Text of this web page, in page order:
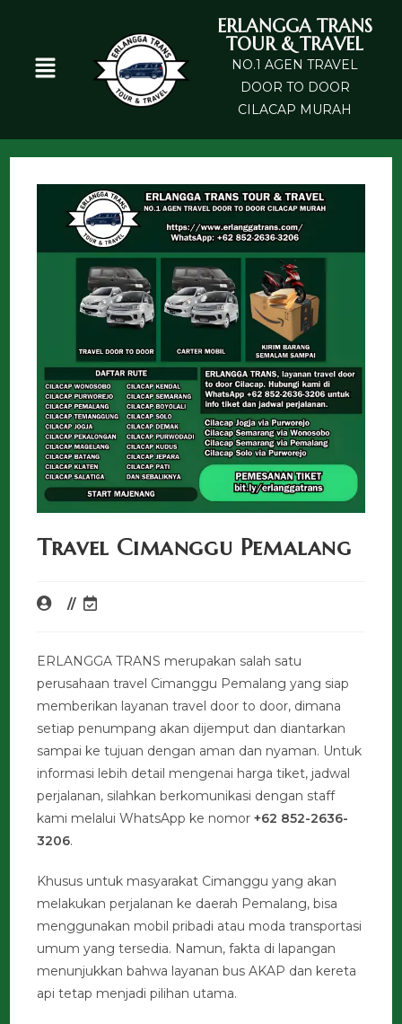
ERLANGGA TRANS
TOUR & TRAVEL
NO.1 AGEN TRAVEL
DOOR TO DOOR
CILACAP MURAH
Travel Cimanggu Pemalang
ERLANGGA TRANS merupakan salah satu
perusahaan travel Cimanggu Pemalang yang siap
memberikan layanan travel door to door, dimana
setiap penumpang akan dijemput dan diantarkan
sampai ke tujuan dengan aman dan nyaman. Untuk
informasi lebih detail mengenai harga tiket, jadwal
perjalanan, silahkan berkomunikasi dengan staff
kami melalui WhatsApp ke nomor+62 852-2636-
3206.
Khusus untuk masyarakat Cimanggu yang akan
melakukan perjalanan ke daerah Pemalang, bisa
menggunakan mobil pribadi atau moda transportasi
umum yang tersedia. Namun, fakta di lapangan
menunjukkan bahwa layanan bus AKAP dan kereta
api tetap menjadi pilihan utama.